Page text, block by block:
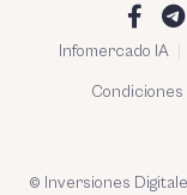
Infomercado IA
© Inversiones